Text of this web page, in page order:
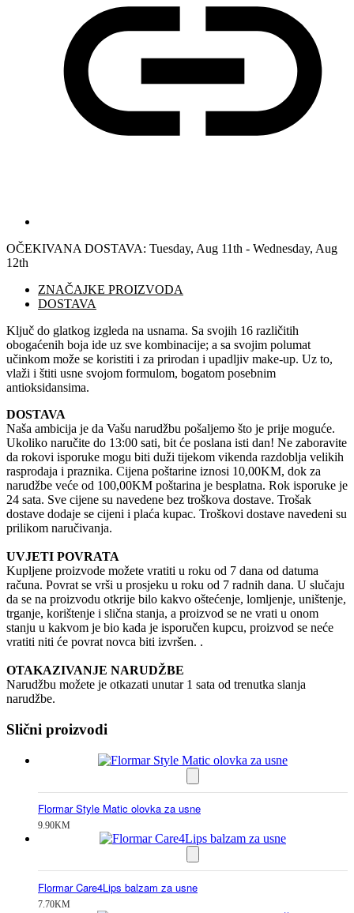
OČEKIVANA DOSTAVA: Tuesday, Aug 11th - Wednesday, Aug
12th
ZNAČAJKE PROIZVODA
DOSTAVA
Ključ do glatkog izgleda na usnama. Sa svojih 16 različitih
obogaćenih boja ide uz sve kombinacije; a sa svojim polumat
učinkom može se koristiti i za prirodan i upadljiv make-up. Uz to,
vlaži i štiti usne svojom formulom, bogatom posebnim
antioksidansima.
DOSTAVA
Naša ambicija je da Vašu narudžbu pošaljemo što je prije moguće.
Ukoliko naručite do 13:00 sati, bit će poslana isti dan! Ne zaboravite
da rokovi isporuke mogu biti duži tijekom vikenda razdoblja velikih
rasprodaja i praznika. Cijena poštarine iznosi 10,00KM, dok za
narudžbe veće od 100,00KM poštarina je besplatna. Rok isporuke je
24 sata. Sve cijene su navedene bez troškova dostave. Trošak
dostave dodaje se cijeni i plaća kupac. Troškovi dostave navedeni su
prilikom naručivanja.
UVJETI POVRATA
Kupljene proizvode možete vratiti u roku od 7 dana od datuma
računa. Povrat se vrši u prosjeku u roku od 7 radnih dana. U slučaju
da se na proizvodu otkrije bilo kakvo oštećenje, lomljenje, uništenje,
trganje, korištenje i slična stanja, a proizvod se ne vrati u onom
stanju u kakvom je bio kada je isporučen kupcu, proizvod se neće
vratiti niti će povrat novca biti izvršen. .
OTAKAZIVANJE NARUDŽBE
Narudžbu možete je otkazati unutar 1 sata od trenutka slanja
narudžbe.
Slični proizvodi
Flormar Style Matic olovka za usne
9.90KM
Flormar Care4Lips balzam za usne
7.70KM